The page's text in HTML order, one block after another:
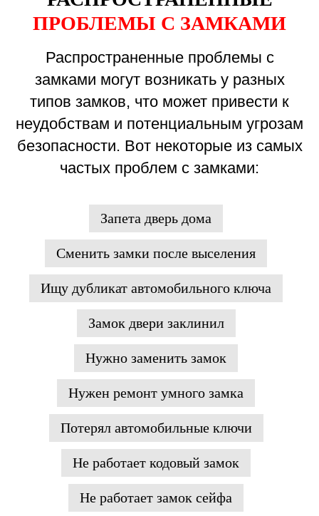
ПРОБЛЕМЫ С ЗАМКАМИ
Распространенные проблемы с
замками могут возникать у разных
типов замков, что может привести к
неудобствам и потенциальным угрозам
безопасности. Вот некоторые из самых
частых проблем с замками:
Запета дверь дома
Сменить замки после выселения
Ищу дубликат автомобильного ключа
Замок двери заклинил
Нужно заменить замок
Нужен ремонт умного замка
Потерял автомобильные ключи
Не работает кодовый замок
Не работает замок сейфа